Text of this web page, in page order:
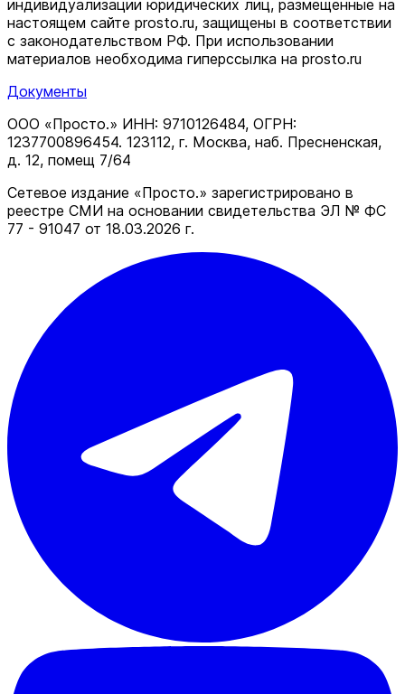
индивидуализации юридических лиц, размещенные на
настоящем сайте prosto.ru, защищены в соответствии
c законодательством РФ. При использовании
материалов необходима гиперссылка на prosto.ru
Документы
ООО «Просто.» ИНН: 9710126484, ОГРН:
1237700896454. 123112, г. Москва, наб. Пресненская,
д. 12, помещ 7/64
Сетевое издание «Просто.» зарегистрировано в
реестре СМИ на основании свидетельства ЭЛ № ФС
77 - 91047 от 18.03.2026 г.